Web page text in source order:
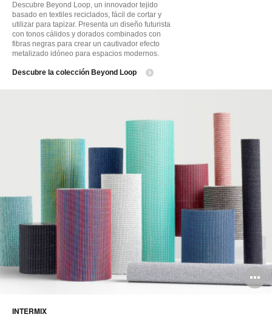
Descubre Beyond Loop, un innovador tejido
basado en textiles reciclados, fácil de cortar y
utilizar para tapizar. Presenta un diseño futurista
con tonos cálidos y dorados combinados con
fibras negras para crear un cautivador efecto
metalizado idóneo para espacios modernos.
Descubre la colección Beyond Loop
INTERMIX